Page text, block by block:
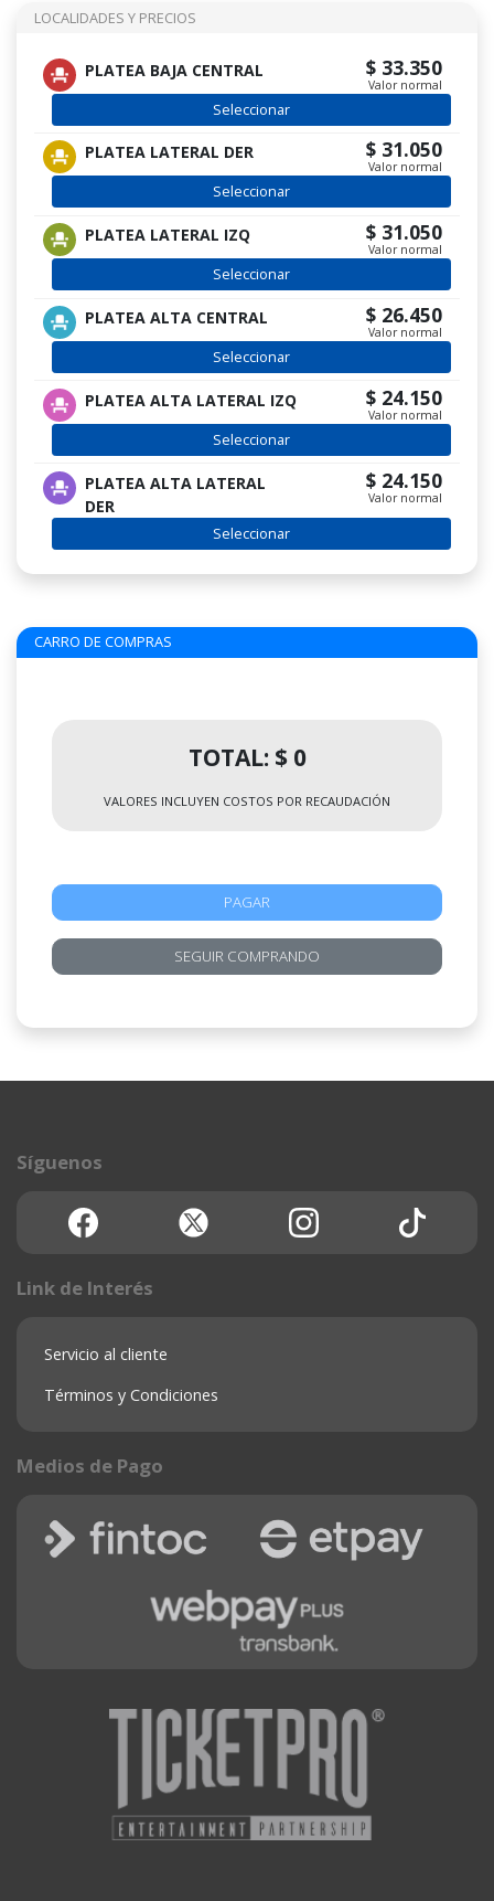
LOCALIDADES Y PRECIOS
PLATEA BAJA CENTRAL $ 33.350
Valor normal
Seleccionar
PLATEA LATERAL DER $ 31.050
Valor normal
Seleccionar
PLATEA LATERAL IZQ $ 31.050
Valor normal
Seleccionar
PLATEA ALTA CENTRAL $ 26.450
Valor normal
Seleccionar
PLATEA ALTA LATERAL IZQ $ 24.150
Valor normal
Seleccionar
PLATEA ALTA LATERAL
DER
$ 24.150
Valor normal
Seleccionar
CARRO DE COMPRAS
TOTAL: $ 0
VALORES INCLUYEN COSTOS POR RECAUDACIÓN
SEGUIR COMPRANDO
PAGAR
Síguenos
Link de Interés
Servicio al cliente
Términos y Condiciones
Medios de Pago